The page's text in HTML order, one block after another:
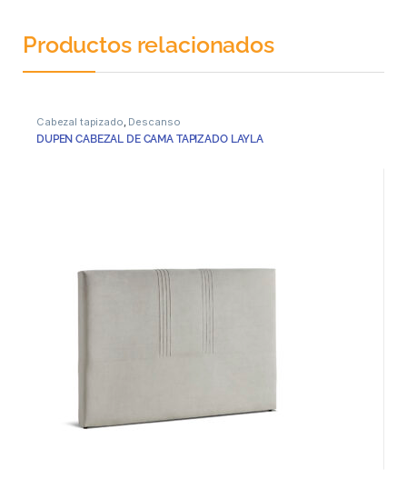
Productos relacionados
Cabezal tapizado, Descanso
DUPEN CABEZAL DE CAMA TAPIZADO LAYLA